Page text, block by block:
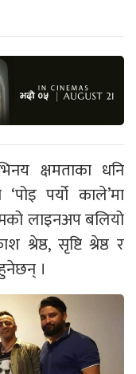
क्षमताका धनि
पर्यो काले’मा
लाइनअप बलियो
सृष्टि श्रेष्ठ र
।